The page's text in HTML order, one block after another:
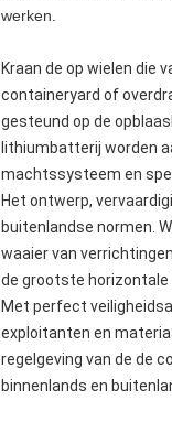
werken.
Kraan de op wielen die
containeryard of
gesteund op de
lithiumbatterij worden
machtssysteem en
Het ontwerp,
buitenlandse normen.
waaier van
de grootste horizontale
Met perfect
exploitanten en
regelgeving van de de
binnenlands en